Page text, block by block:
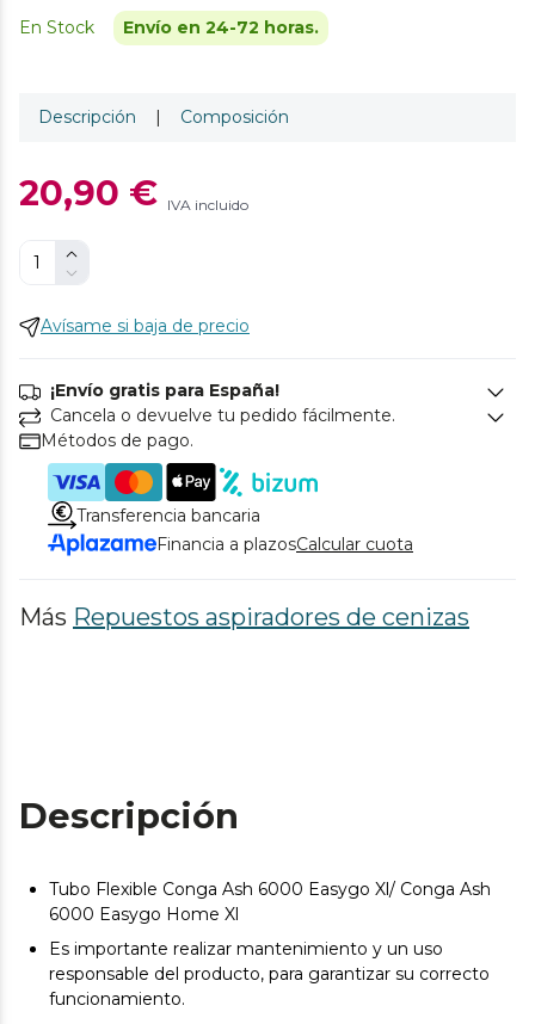
En Stock Envío en 24-72 horas.
Descripción | Composición
20,90 € IVA incluido
Avísame si baja de precio
¡Envío gratis para España!
Cancela o devuelve tu pedido fácilmente.
Métodos de pago.
Transferencia bancaria
Financia a plazosCalcular cuota
Más Repuestos aspiradores de cenizas
Descripción
Tubo Flexible Conga Ash 6000 Easygo Xl/ Conga Ash
6000 Easygo Home Xl
Es importante realizar mantenimiento y un uso
responsable del producto, para garantizar su correcto
funcionamiento.